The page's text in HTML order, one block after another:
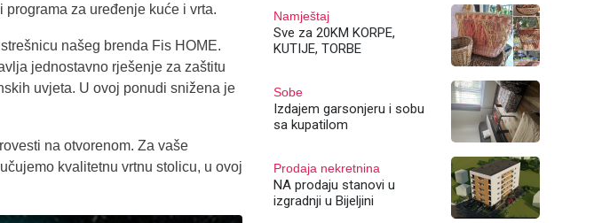
za uređenje kuće i vrta.
našeg brenda Fis HOME.
jednostavno rješenje za zaštitu
uvjeta. U ovoj ponudi snižena je
na otvorenom. Za vaše
kvalitetnu vrtnu stolicu, u ovoj
Namještaj
Sve za 20KM KORPE,
KUTIJE, TORBE
Sobe
Izdajem garsonjeru i sobu
sa kupatilom
Prodaja nekretnina
NA prodaju stanovi u
izgradnji u Bijeljini